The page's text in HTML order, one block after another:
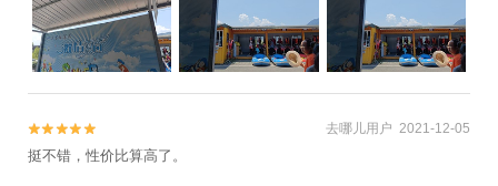

 去哪儿用户 2021-12-05
挺不错，性价比算高了。